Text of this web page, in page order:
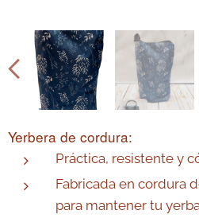
Yerbera de cordura:
Práctica, resistente y
Fabricada en cordura
para mantener tu